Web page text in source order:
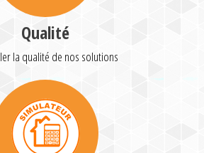
Qualité
la qualité de nos solutions